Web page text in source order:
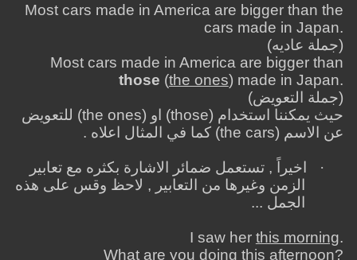
Most cars made in America are bigger than the
cars made in Japan.
(جملة عاديه)
Most cars made in America are bigger than
those (the ones) made in Japan.
(جملة التعويض)
حيث يمكننا استخدام (those) او (the ones) للتعويض
عن الاسم (the cars) كما في المثال اعلاه .
·
اخيراً , تستعمل ضمائر الاشارة بكثره مع تعابير
الزمن وغيرها من التعابير , لاحظ وقس على هذه
الجمل ...
I saw her this morning.
What are you doing this afternoon?